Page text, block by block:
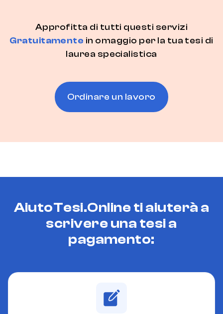
Approfitta di tutti questi servizi
Gratuitamente in omaggio per la tua tesi di
laurea specialistica
Ordinare un lavoro
AiutoTesi.Online ti aiuterà a
scrivere una tesi a
pagamento: